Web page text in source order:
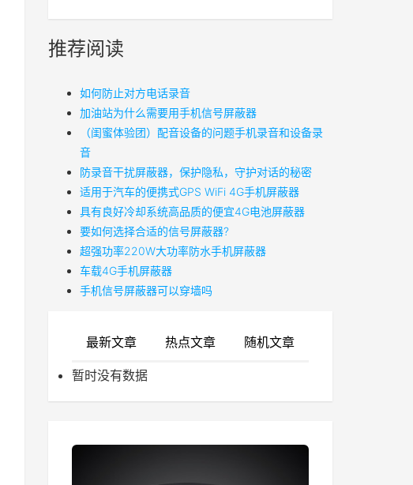
推荐阅读
如何防止对方电话录音
加油站为什么需要用手机信号屏蔽器
（闺蜜体验团）配音设备的问题手机录音和设备录
音
防录音干扰屏蔽器，保护隐私，守护对话的秘密
适用于汽车的便携式GPS WiFi 4G手机屏蔽器
具有良好冷却系统高品质的便宜4G电池屏蔽器
要如何选择合适的信号屏蔽器?
超强功率220W大功率防水手机屏蔽器
车载4G手机屏蔽器
手机信号屏蔽器可以穿墙吗
最新文章 热点文章 随机文章
暂时没有数据